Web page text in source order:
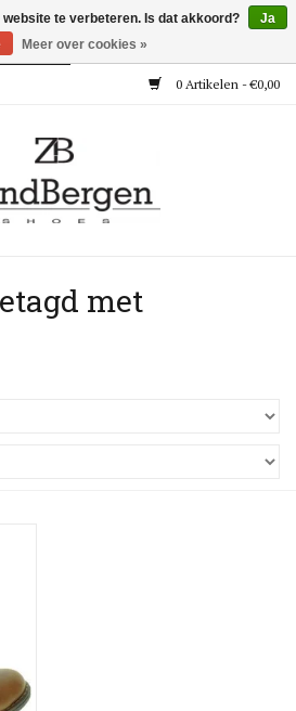
0 Artikelen - €0,00
met
te verbeteren. Is dat akkoord?
Ja
Meer over cookies »